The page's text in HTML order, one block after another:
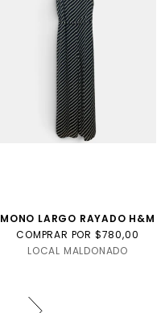
MONO LARGO RAYADO H&M
COMPRAR POR $780,00
LOCAL MALDONADO